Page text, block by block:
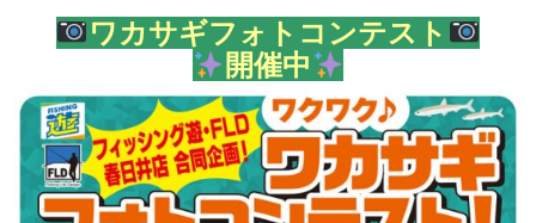
ワカサギフォトコンテスト
開催中